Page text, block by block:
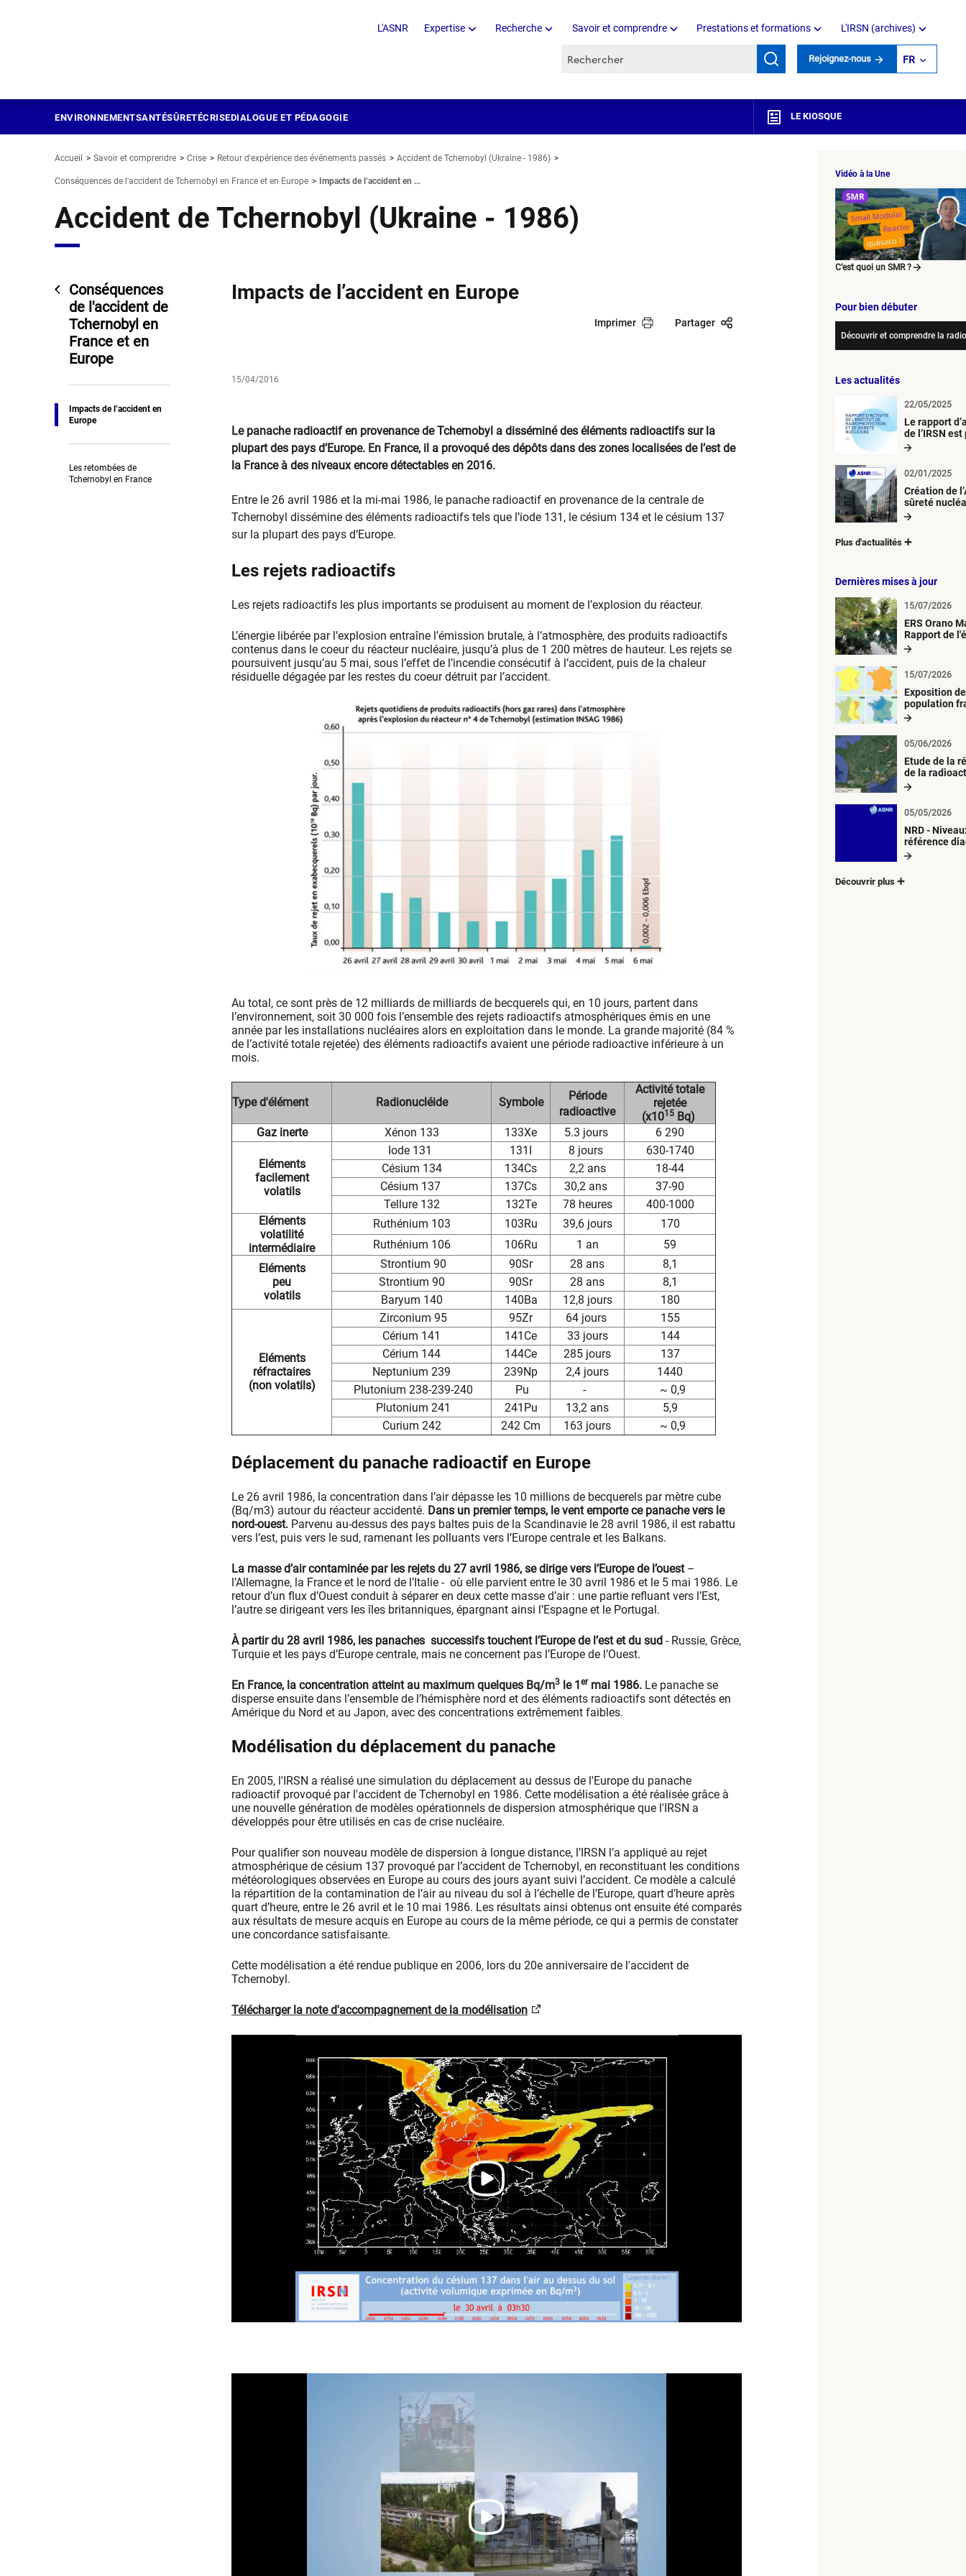
L'ASNR Expertise Recherche Savoir et comprendre Prestations et formations L'IRSN (archives)
Recherche par mots clés Rejoignez-nous FR
ENVIRONNEMENTSANTÉSÛRETÉCRISEDIALOGUE ET PÉDAGOGIE LE KIOSQUE
Accueil Savoir et comprendre Crise Retour d'expérience des événements passés Accident de Tchernobyl (Ukraine - 1986)
Conséquences de l'accident de Tchernobyl en France et en Europe Impacts de l’accident en ...
Accident de Tchernobyl (Ukraine - 1986)
Conséquences
de l'accident de
Tchernobyl en
France et en
Europe
Impacts de l’accident en
Europe
Les retombées de
Tchernobyl en France
Impacts de l’accident en Europe
Imprimer Partager
15/04/2016
​Le panache radioactif en provenance de Tchernobyl a disséminé des éléments radioactifs sur la
plupart des pays d’Europe. En France, il a provoqué des dépôts dans des zones localisées de l’est de
la France à des niveaux encore détectables en 2016.
Entre le 26 avril 1986 et la mi-mai 1986, le panache radioactif en provenance de la centrale de
Tchernobyl dissémine des éléments radioactifs tels que l’iode 131, le césium 134 et le césium 137
sur la plupart des pays d’Europe.
Les rejets radioactifs
Les rejets radioactifs les plus importants se produisent au moment de l’explosion du réacteur.
L’énergie libérée par l’explosion entraîne l’émission brutale, à l’atmosphère, des produits radioactifs
contenus dans le coeur du réacteur nucléaire, jusqu’à plus de 1 200 mètres de hauteur. Les rejets se
poursuivent jusqu’au 5 mai, sous l’effet de l’incendie consécutif à l’accident, puis de la chaleur
résiduelle dégagée par les restes du coeur détruit par l’accident.
Au total, ce sont près de 12 milliards de milliards de becquerels qui, en 10 jours, partent dans
l’environnement, soit 30 000 fois l’ensemble des rejets radioactifs atmosphériques émis en une
année par les installations nucléaires alors en exploitation dans le monde. La grande majorité (84 %
de l’activité totale rejetée) des éléments radioactifs avaient une période radioactive inférieure à un
mois.
Type d'élément Radionucléide Symbole
Période
radioactive
Activité totale
rejetée
(x1015 Bq)
Gaz inerte
Xénon 133 133Xe 5.3 jours 6 290
Eléments
facilement
volatils
Iode 131 131I 8 jours
630-1740
Césium 134
134Cs 2,2 ans
18-44
Césium 137
137Cs 30,2 ans
37-90
Tellure 132
132Te 78 heures
400-1000
Eléments
volatilité
intermédiaire
Ruthénium 103 103Ru 39,6 jours
170
Ruthénium 106
106Ru 1 an
59
Eléments
peu
volatils
Strontium 90 90Sr 28 ans
8,1
Strontium 90
90Sr 28 ans
8,1
Baryum 140
140Ba 12,8 jours 180
Eléments
réfractaires
(non volatils)
Zirconium 95 95Zr 64 jours
155
Cérium 141
141Ce 33 jours
144
Cérium 144
144Ce 285 jours
137
Neptunium 239
239Np 2,4 jours
1440
Plutonium 238-239-240
Pu -
~ 0,9
Plutonium 241
241Pu 13,2 ans
5,9
Curium 242
242 Cm 163 jours ~ 0,9
Déplacement du panache radioactif en Europe
Le 26 avril 1986, la concentration dans l’air dépasse les 10 millions de becquerels par mètre cube
(Bq/m3) autour du réacteur accidenté. Dans un premier temps, le vent emporte ce panache vers le
nord-ouest. Parvenu au-dessus des pays baltes puis de la Scandinavie le 28 avril 1986, il est rabattu
vers l’est, puis vers le sud, ramenant les polluants vers l’Europe centrale et les Balkans.
La masse d’air contaminée par les rejets du 27 avril 1986, se dirige vers l’Europe de l’ouest–
l’Allemagne, la France et le nord de l’Italie - où elle parvient entre le 30 avril 1986 et le 5 mai 1986. Le
retour d’un flux d’Ouest conduit à séparer en deux cette masse d’air : une partie refluant vers l’Est,
l’autre se dirigeant vers les îles britanniques, épargnant ainsi l’Espagne et le Portugal.
À partir du 28 avril 1986, les panaches successifs touchent l’Europe de l’est et du sud - Russie, Grèce,
Turquie et les pays d’Europe centrale, mais ne concernent pas l’Europe de l’Ouest.
En France, la concentration atteint au maximum quelques Bq/m3 le 1ermai 1986. Le panache se
disperse ensuite dans l’ensemble de l’hémisphère nord et des éléments radioactifs sont détectés en
Amérique du Nord et au Japon, avec des concentrations extrêmement faibles.
​​​​​​​Modélisation du déplacement du panache
En 2005, l'IRSN a réalisé une simulation du déplacement au dessus de l'Europe du panache
radioactif provoqué par l'accident de Tchernobyl en 1986. Cette modélisation a été réalisée grâce à
une nouvelle génération de modèles opérationnels de dispersion atmosphérique que l'IRSN a
développés pour être utilisés en cas de crise nucléaire.
Pour qualifier son nouveau modèle de dispersion à longue distance, l’IRSN l’a appliqué au rejet
atmosphérique de césium 137 provoqué par l’accident de Tchernobyl, en reconstituant les conditions
météorologiques observées en Europe au cours des jours ayant suivi l’accident. Ce modèle a calculé
la répartition de la contamination de l’air au niveau du sol à l’échelle de l’Europe, quart d’heure après
quart d’heure, entre le 26 avril et le 10 mai 1986. Les résultats ainsi obtenus ont ensuite été comparés
aux résultats de mesure acquis en Europe au cours de la même période, ce qui a permis de constater
une concordance satisfaisante.
Cette modélisation a été rendue publique en 2006, lors du 20e anniversaire de l'accident de
Tchernobyl.
Télécharger la note d'accompagnement de la modélisation
Vidéo à la Une
C’est quoi un SMR ?
Pour bien débuter
Découvrir et comprendre la
Les actualités
Le rapport
de l’IRSN est
22/05/2025
Création de
sûreté
02/01/2025
Plus d'actualités
Dernières mises à jour
ERS Orano
Rapport de
radiologique
15/07/2026
Exposition
population
radioactives
15/07/2026
Etude de la
de la
d’origine
05/06/2026
NRD -
référence
05/05/2026
Découvrir plus